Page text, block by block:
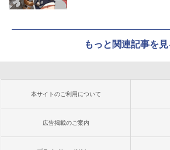
もっと関連記事を見
本サイトのご利用について
広告掲載のご案内